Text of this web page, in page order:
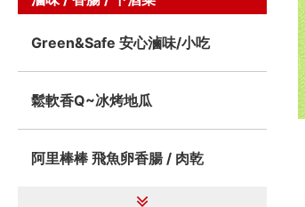
Green&Safe 安心滷味/小吃
鬆軟香Q~冰烤地瓜
阿里棒棒 飛魚卵香腸 / 肉乾